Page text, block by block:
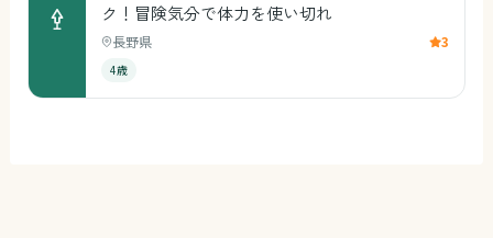
ク！冒険気分で体力を使い切れ
長野県 3
4歳